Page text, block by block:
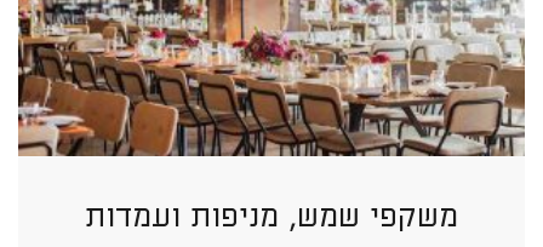
משקפי שמש, מניפות ועמדות